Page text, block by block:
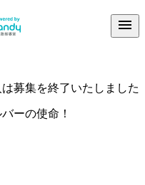
は募集を終了いたしました
ーの使命！